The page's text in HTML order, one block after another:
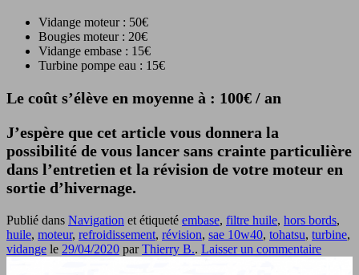
Vidange moteur : 50€
Bougies moteur : 20€
Vidange embase : 15€
Turbine pompe eau : 15€
Le coût s’élève en moyenne à : 100€ / an
J’espère que cet article vous donnera la
possibilité de vous lancer sans crainte particulière
dans l’entretien et la révision de votre moteur en
sortie d’hivernage.
Publié dans Navigation et étiqueté embase, filtre huile, hors bords,
huile, moteur, refroidissement, révision, sae 10w40, tohatsu, turbine,
vidange le 29/04/2020 parThierry B.. Laisser un commentaire